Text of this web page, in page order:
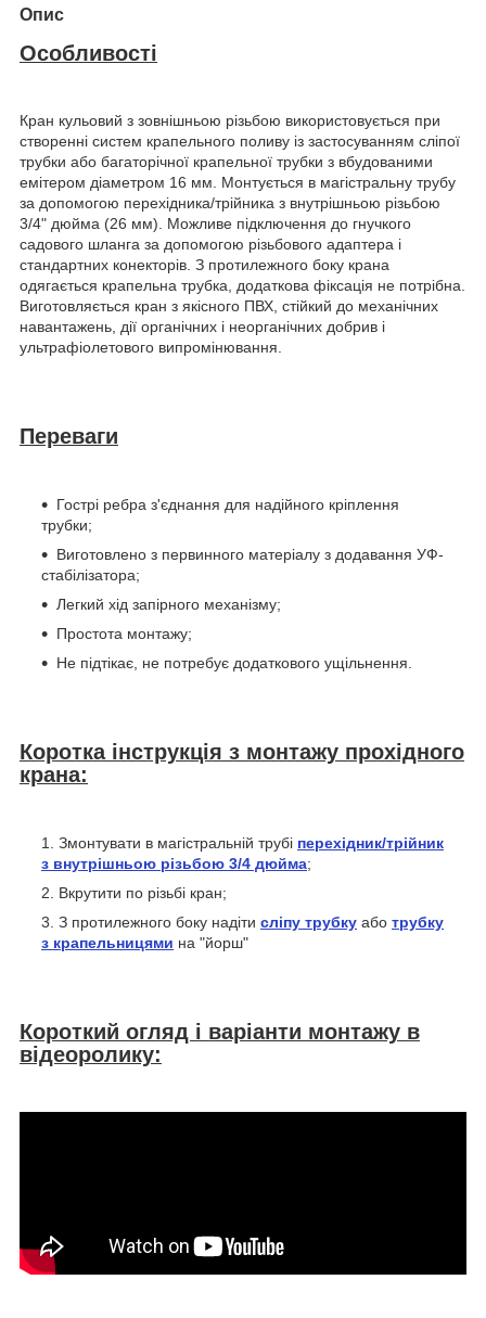
Опис
Особливості
Кран кульовий з зовнішньою різьбою використовується при
створенні систем крапельного поливу із застосуванням сліпої
трубки або багаторічної крапельної трубки з вбудованими
емітером діаметром 16 мм. Монтується в магістральну трубу
за допомогою перехідника/трійника з внутрішньою різьбою
3/4" дюйма (26 мм). Можливе підключення до гнучкого
садового шланга за допомогою різьбового адаптера і
стандартних конекторів. З протилежного боку крана
одягається крапельна трубка, додаткова фіксація не потрібна.
Виготовляється кран з якісного ПВХ, стійкий до механічних
навантажень, дії органічних і неорганічних добрив і
ультрафіолетового випромінювання.
Переваги
Гострі ребра з'єднання для надійного кріплення
трубки;
Виготовлено з первинного матеріалу з додавання УФ-
стабілізатора;
Легкий хід запірного механізму;
Простота монтажу;
Не підтікає, не потребує додаткового ущільнення.
Коротка інструкція з монтажу прохідного
крана:
Змонтувати в магістральній трубі перехідник/трійник
з внутрішньою різьбою 3/4 дюйма;
Вкрутити по різьбі кран;
З протилежного боку надіти сліпу трубку або трубку
з крапельницями на "йорш"
Короткий огляд і варіанти монтажу в
відеоролику: